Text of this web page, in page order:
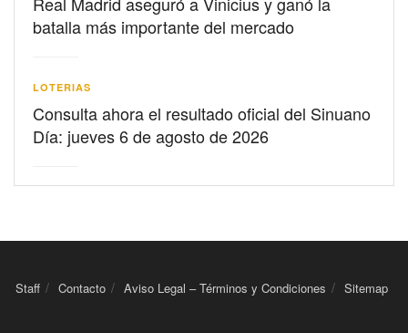
batalla más importante del mercado
LOTERIAS
Consulta ahora el resultado oficial del Sinuano
Día: jueves 6 de agosto de 2026
Staff Contacto Aviso Legal – Términos y Condiciones Sitemap